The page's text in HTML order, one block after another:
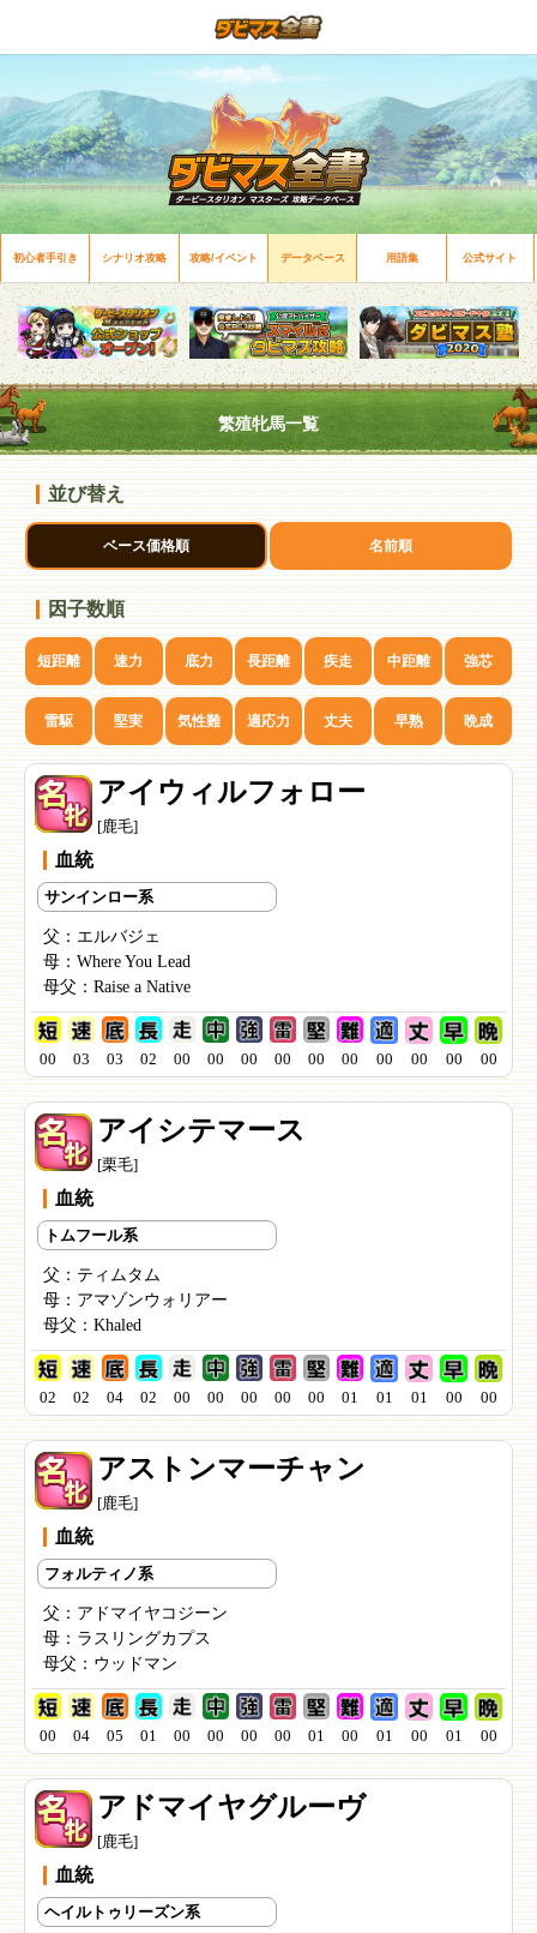
初心者手引き シナリオ攻略 攻略/イベント データベース 用語集 公式サイト
繁殖牝馬一覧
並び替え
ベース価格順 名前順
因子数順
短距離 速力 底力 長距離 疾走 中距離 強芯
雷駆 堅実 気性難 適応力 丈夫 早熟 晩成
アイウィルフォロー
[鹿毛]
血統
サンインロー系
父： エルバジェ
母： Where You Lead
母父： Raise a Native
00 03 03 02 00 00 00 00 00 00 00 00 00 00
アイシテマース
[栗毛]
血統
トムフール系
父： ティムタム
母： アマゾンウォリアー
母父： Khaled
02 02 04 02 00 00 00 00 00 01 01 01 00 00
アストンマーチャン
[鹿毛]
血統
フォルティノ系
父： アドマイヤコジーン
母： ラスリングカプス
母父： ウッドマン
00 04 05 01 00 00 00 00 01 00 01 00 01 00
アドマイヤグルーヴ
[鹿毛]
血統
ヘイルトゥリーズン系